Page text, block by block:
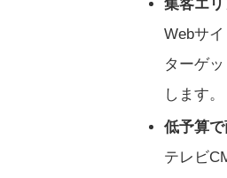
集客エ
Webサ
ターゲ
します。
低予算
テレビ